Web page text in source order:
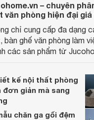
Rơ le điều khiển
Giá từ
Có 5 nơi bán
– chuyên
văn phòng hiện đại
chỉ cung cấp đa dạng
bàn ghế văn phòng làm
các sản phẩm từ
kế nội thất phòng
đơn giản mà sang
chăn ga gối đệm